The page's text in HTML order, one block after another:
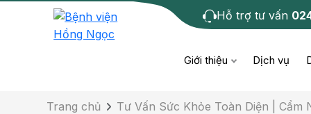
Hỗ trợ tư vấn
Giới thiệu Dịch vụ
Chi tiết bài tư
Trang chủ Tư Vấn Sức Khỏe Toàn Diện | Cẩm